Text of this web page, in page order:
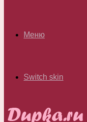
Меню
Switch skin